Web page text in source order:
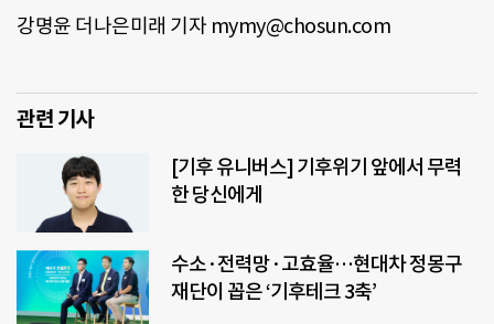
강명윤 더나은미래 기자 mymy@chosun.com
관련 기사
[기후 유니버스] 기후위기 앞에서 무력
한 당신에게
수소·전력망·고효율…현대차 정몽구
재단이 꼽은 ‘기후테크 3축’